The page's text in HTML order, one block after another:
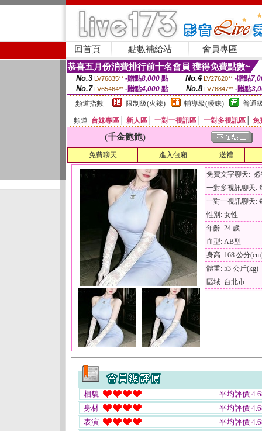
回首頁 點數補給站 會員專區
恭喜五月份消費排行前十名會員 獲得免費點數~
No.3 LV76835** -贈點8,000點 No.4 LV27620** -贈點
No.7 LV65464** -贈點4,000 點 No.8 LV76847** -贈點
頻道指數
限制級(火辣) 輔導級(曖昧) 普通
頻道 台妹專區 新人區 一對一視訊區 一對多視訊區 免
(千金飽飽)
免費聊天 進入包廂 送禮
免費文字聊天:
一對多視訊聊天:
一對一視訊聊天:
性別: 女性
年齡: 24 歲
血型: AB型
身高: 168 公分
體重: 53 公斤(kg)
區域: 台北市
相貌
平均評價
身材
平均評價
表演
平均評價